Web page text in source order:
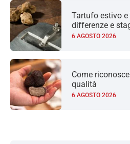
Tartufo estivo
differenze e
6 AGOSTO 2026
Come
qualità
6 AGOSTO 2026